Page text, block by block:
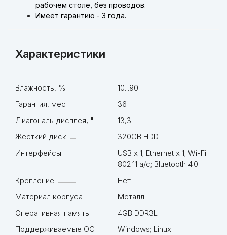
рабочем столе, без проводов.
Имеет гарантию - 3 года.
Характеристики
Влажность, %
10...90
Гарантия, мес
36
Диагональ дисплея, "
13,3
Жесткий диск
320GB HDD
Интерфейсы
USB x 1; Ethernet x 1; Wi-Fi
802.11 a/c; Bluetooth 4.0
Крепление
Нет
Материал корпуса
Металл
Оперативная память
4GB DDR3L
Поддерживаемые ОС
Windows; Linux